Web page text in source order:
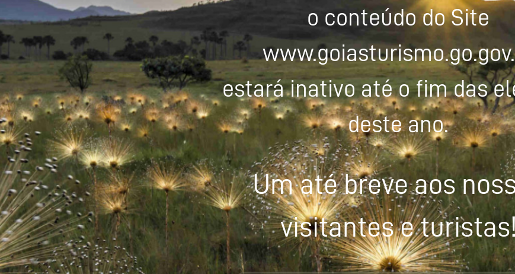
o conteúdo do Site
estará inativo até o fim das
deste ano.
Um até breve aos
visitantes e turistas!